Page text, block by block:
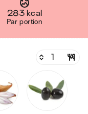
283 kcal
Par portion